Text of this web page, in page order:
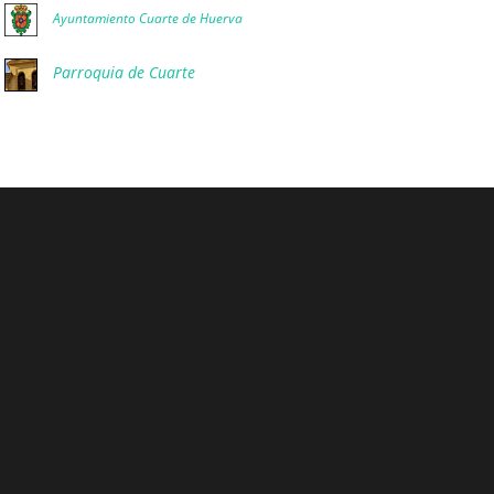
Ayuntamiento Cuarte de Huerva
Parroquia de Cuarte